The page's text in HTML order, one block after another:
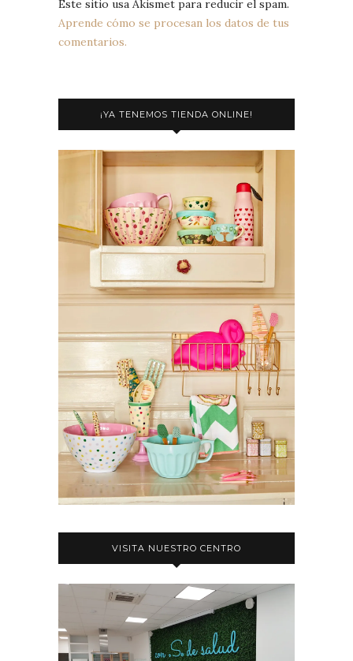
Este sitio usa Akismet para reducir el spam.
Aprende cómo se procesan los datos de tus
comentarios.
¡YA TENEMOS TIENDA ONLINE!
VISITA NUESTRO CENTRO